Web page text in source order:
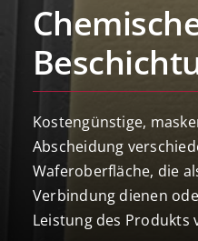
Kostengünstige,
Abscheidung
Waferoberfläche, die
Verbindung dienen
Leistung des Produkts